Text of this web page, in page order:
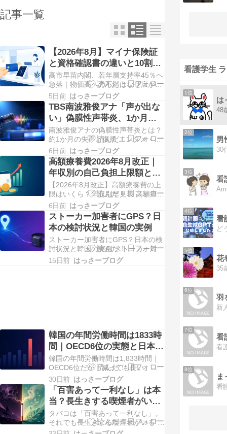
記事一覧
【2026年8月】マイナ保険証
と資格確認書の違いと10割負
担対処法
高市早苗内閣、若年層支持率45％へ
急落｜物価高への不満はなぜ広がる
のか 2026年6月 最新分析 高市早苗
内閣の若年層支持率、ついに50％を
割り込む物価高への不満はなぜ広が
るのか 手取り22万円、家賃7万円、
食費は去年より月4,000〜5,000円ほ
ど増えた気がする。外食はほぼ…
5日前 はっさーブログ
TBS南波雅俊アナ「声が出な
い」偽膜性声帯炎、1か月の
失声と復帰の全記録
南波雅俊アナの偽膜性声帯炎とは？
約1か月の失声と復帰 エンタメ・社
会 突然、声が出なくなったら
――TBSアナが明かした1か月 TBS
でスポーツ実況や情報番組を担当す
る南波雅俊アナウンサー（38）が、
自身の公式Xで、約1か月にわたる療
養の経緯を明かしました。7月上旬
から声がまった…
6日前 はっさーブログ
高額療養費2026年8月改正｜
年収別の自己負担上限額と年
間上限を解説
【2026年8月改正】高額療養費の上
限はいくら？年収別早見表 高額療養
費の上限、2026年8月からいくら変
わった？ 「思ったより医療費がかか
った」――家族の入院や自分の通院
で、そんな驚きを経験したことはあ
りませんか。医療費が一定額を超え
た分を払い戻す「高額療養費制度」
の内容が、…
6日前 はっさーブログ
ストーカー加害者にGPS？日
本の検討状況と韓国の実例
ストーカー加害者にGPS？日本の検
討状況と韓国の実例 ストーカー対
策・GPS検討 ストーカー加害者に
15日前 はっさーブログ
韓国の年間労働時間は1833時
間｜OECD6位の実態と日本と
の差
韓国の年間労働時間は1,833時間｜
OECD6位だが「減っても長い」理
由を数字で解説 OECD最新データ
1,833時間でもOECD6位 「減ってい
るのに長い」韓国の労働時間 あなた
は、年間だいたいどのくらい働いて
いるか、把握していますか。もし日
本の平均に近い1,598時間前後…
30日前 はっさーブログ
「百害あって一利なし」は本
当？長生きする喫煙者がいる
理由を科学的に解説
タバコは「百害あって一利なし」。
それでも長生きする喫煙者がいる“逆
説”の理由 毒と薬の科学 タバコは
看護学生
1位
は
2位
男
3位
看
4位
5位
花
6位
7位
看
8位
ま